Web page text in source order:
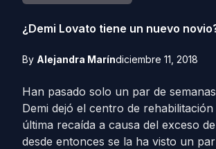
¿Demi Lovato tiene un nuevo
By Alejandra Maríndiciembre 11, 2018
Han pasado solo un par de
Demi dejó el centro de rehabilitación
última recaída a causa del exceso
desde entonces se la ha visto un